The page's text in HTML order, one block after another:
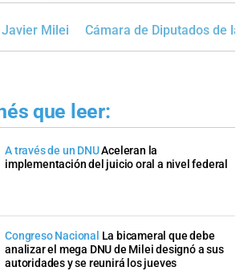
Javier Milei Cámara de Diputados de la
que leer:
A través de un DNUAceleran la
implementación del juicio oral a nivel federal
Congreso Nacional La bicameral que debe
analizar el mega DNU de Milei designó a sus
autoridades y se reunirá los jueves